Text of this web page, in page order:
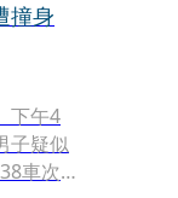
撞身
下午4
子疑似
車次